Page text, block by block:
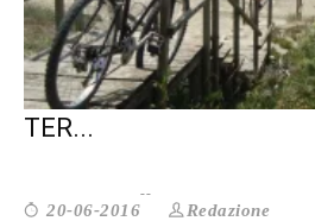
IL VOLONTARIATO
TER...
20-06-2016 Redazione